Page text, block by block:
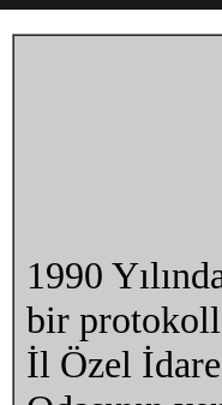
1990
bir
İl Özel